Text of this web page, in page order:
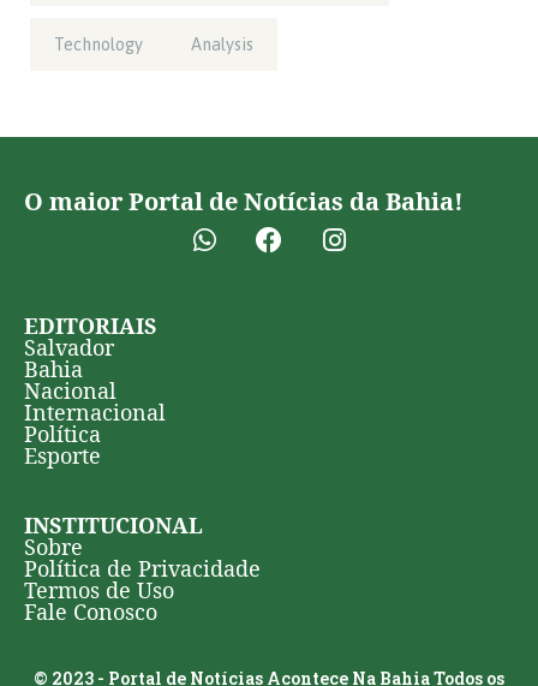
Technology Analysis
O maior Portal de Notícias da Bahia!
EDITORIAIS
Salvador
Bahia
Nacional
Internacional
Política
Esporte
INSTITUCIONAL
Sobre
Política de Privacidade
Termos de Uso
Fale Conosco
© 2023 - Portal de Notícias Acontece Na Bahia Todos os